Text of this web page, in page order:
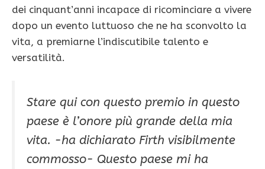
dei cinquant’anni incapace di ricominciare a vivere
dopo un evento luttuoso che ne ha sconvolto la
vita, a premiarne l’indiscutibile talento e
versatilità.
Stare qui con questo premio in questo
paese è l’onore più grande della mia
vita. -ha dichiarato Firth visibilmente
commosso- Questo paese mi ha